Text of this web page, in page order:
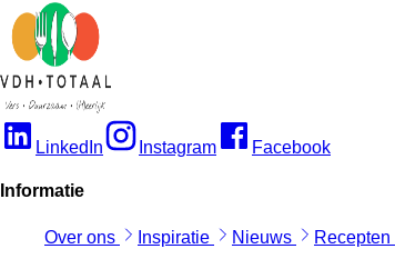
LinkedIn Instagram Facebook
Informatie
Over ons Inspiratie Nieuws Recepten